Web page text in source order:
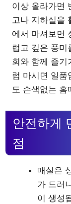
이상 올라가면
고나 지하실을
에서 마셔보면
럽고 깊은 풍미
회와 함께 즐기
럼 마시면 일
도 손색없는
안전하게
점
매실은
가 드러
이 생성